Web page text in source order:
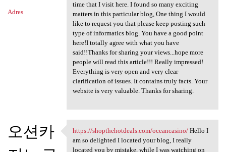
Adres
time that I visit here. I found so many exciting
matters in this particular blog, One thing I would
like to request you that please keep posting such
type of informatics blog. You have a good point
here!I totally agree with what you have
said!!Thanks for sharing your views...hope more
people will read this article!!! Really impressed!
Everything is very open and very clear
clarification of issues. It contains truly facts. Your
website is very valuable. Thanks for sharing.
오션카
https://shopthehotdeals.com
https://shopthehotdeals.com/oceancasino/Hello I
am so delighted I located your blog, I really
located you by mistake, while I was watching on